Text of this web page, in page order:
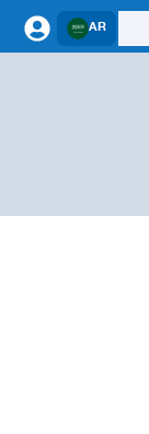
AR